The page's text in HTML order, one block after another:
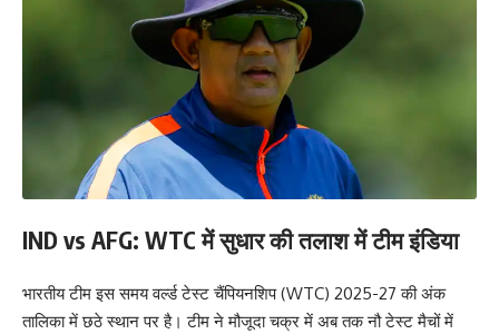
IND vs AFG: WTCमें सुधार की तलाश में टीम इंडिया
भारतीय टीम इस समय वर्ल्ड टेस्ट चैंपियनशिप (WTC) 2025-27 की अंक
तालिका में छठे स्थान पर है। टीम ने मौजूदा चक्र में अब तक नौ टेस्ट मैचों में